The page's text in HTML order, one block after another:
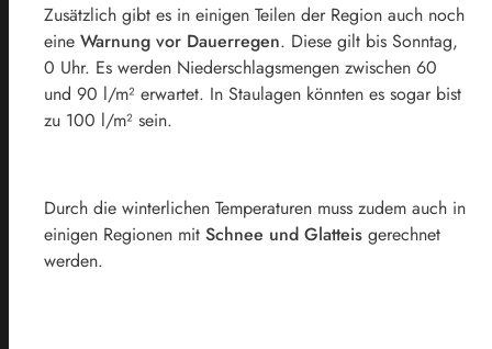
Zusätzlich gibt es in einigen Teilen der Region auch noch
eine Warnung vor Dauerregen. Diese gilt bis Sonntag,
0 Uhr. Es werden Niederschlagsmengen zwischen 60
und 90 l/m² erwartet. In Staulagen könnten es sogar bist
zu 100 l/m² sein.
Durch die winterlichen Temperaturen muss zudem auch in
einigen Regionen mit Schnee und Glatteis gerechnet
werden.